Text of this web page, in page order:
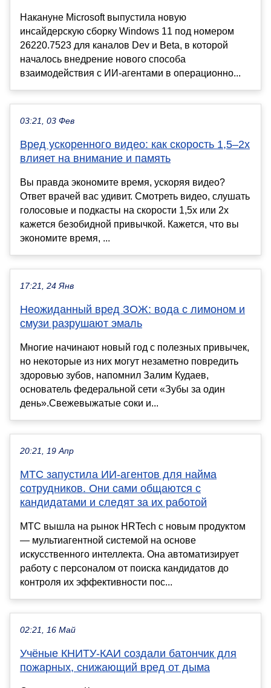
Накануне Microsoft выпустила новую
инсайдерскую сборку Windows 11 под номером
26220.7523 для каналов Dev и Beta, в которой
началось внедрение нового способа
взаимодействия с ИИ-агентами в операционно...
03:21, 03 Фев
Вред ускоренного видео: как скорость 1,5–2x
влияет на внимание и память
Вы правда экономите время, ускоряя видео?
Ответ врачей вас удивит. Смотреть видео, слушать
голосовые и подкасты на скорости 1,5x или 2x
кажется безобидной привычкой. Кажется, что вы
экономите время, ...
17:21, 24 Янв
Неожиданный вред ЗОЖ: вода с лимоном и
смузи разрушают эмаль
Многие начинают новый год с полезных привычек,
но некоторые из них могут незаметно повредить
здоровью зубов, напомнил Залим Кудаев,
основатель федеральной сети «Зубы за один
день».Свежевыжатые соки и...
20:21, 19 Апр
МТС запустила ИИ-агентов для найма
сотрудников. Они сами общаются с
кандидатами и следят за их работой
МТС вышла на рынок HRTech с новым продуктом
— мультиагентной системой на основе
искусственного интеллекта. Она автоматизирует
работу с персоналом от поиска кандидатов до
контроля их эффективности пос...
02:21, 16 Май
Учёные КНИТУ-КАИ создали батончик для
пожарных, снижающий вред от дыма